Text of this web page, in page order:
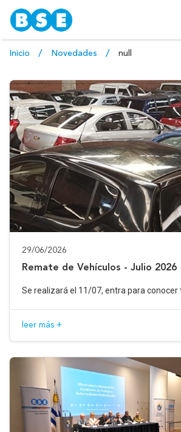
Inicio Novedades null
29/06/2026
Remate de Vehículos - Julio 2026
Se realizará el 11/07, entra para conocer
leer más +